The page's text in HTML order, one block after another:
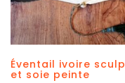
Éventail ivoire
et soie peinte